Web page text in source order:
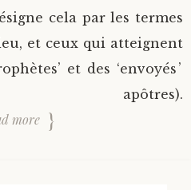
cela par les termes
et ceux qui atteignent
et des ‘envoyés’
more